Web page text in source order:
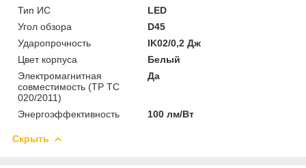
Тип ИС
LED
Угол обзора
D45
Ударопрочность
IK02/0,2 Дж
Цвет корпуса
Белый
Электромагнитная
совместимость (ТР ТС
020/2011)
Да
Энергоэффективность 100 лм/Вт
Скрыть